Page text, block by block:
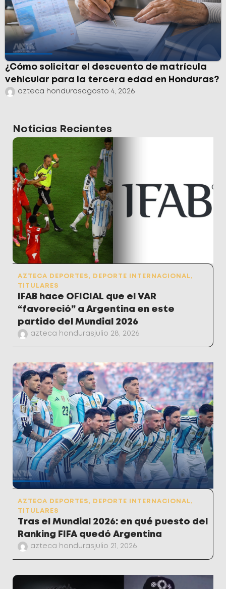
¿Cómo solicitar el descuento de matrícula
vehicular para la tercera edad en Honduras?
azteca hondurasagosto 4, 2026
Noticias Recientes
AZTECA DEPORTES, DEPORTE INTERNACIONAL,
TITULARES
IFAB hace OFICIAL que el VAR
“favoreció” a Argentina en este
partido del Mundial 2026
azteca honduras julio 28, 2026
AZTECA DEPORTES, DEPORTE INTERNACIONAL,
TITULARES
Tras el Mundial 2026: en qué puesto del
Ranking FIFA quedó Argentina
azteca honduras julio 21, 2026